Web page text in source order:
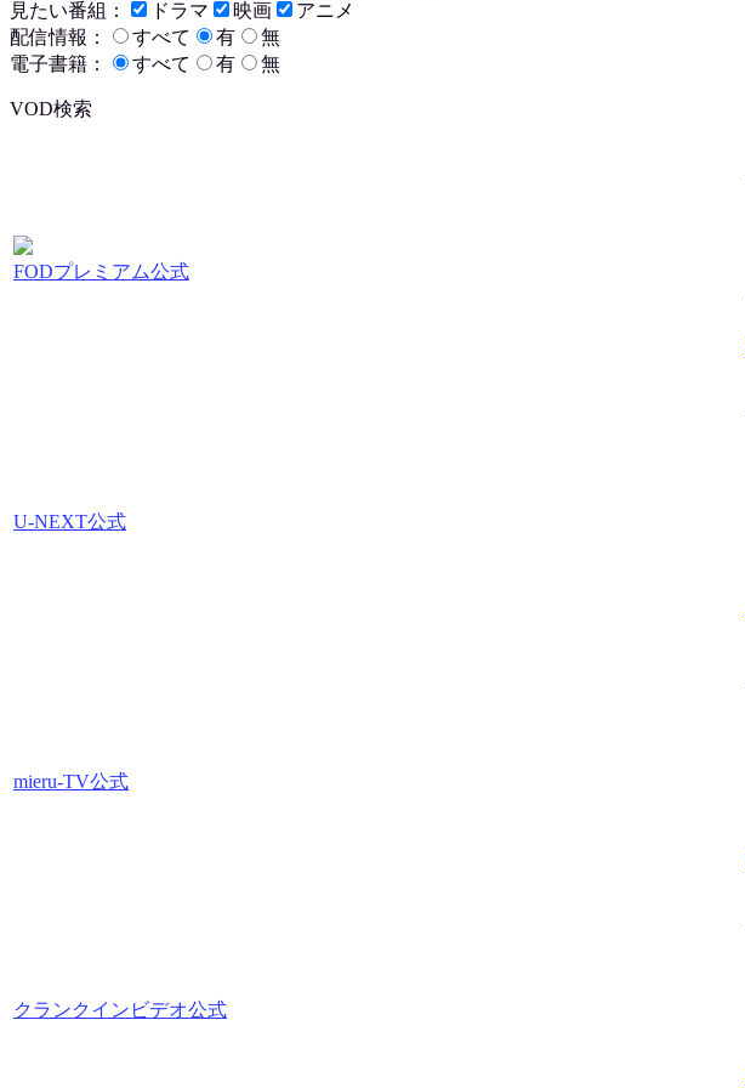
見たい番組：
ドラマ 映画
アニメ
配信情報：
すべて 有
無
電子書籍：
すべて 有 無
VOD検索
FODプレミアム公式
U-NEXT公式
mieru-TV公式
クランクインビデオ公式